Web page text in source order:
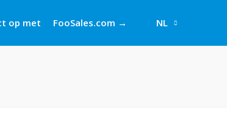
op met FooSales.com → NL